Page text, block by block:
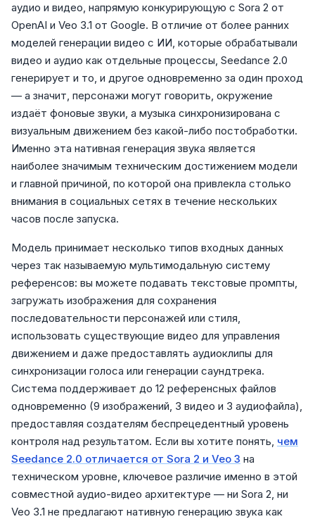
аудио и видео, напрямую конкурирующую с Sora 2 от
OpenAI и Veo 3.1 от Google. В отличие от более ранних
моделей генерации видео с ИИ, которые обрабатывали
видео и аудио как отдельные процессы, Seedance 2.0
генерирует и то, и другое одновременно за один проход
— а значит, персонажи могут говорить, окружение
издаёт фоновые звуки, а музыка синхронизирована с
визуальным движением без какой-либо постобработки.
Именно эта нативная генерация звука является
наиболее значимым техническим достижением модели
и главной причиной, по которой она привлекла столько
внимания в социальных сетях в течение нескольких
часов после запуска.
Модель принимает несколько типов входных данных
через так называемую мультимодальную систему
референсов: вы можете подавать текстовые промпты,
загружать изображения для сохранения
последовательности персонажей или стиля,
использовать существующие видео для управления
движением и даже предоставлять аудиоклипы для
синхронизации голоса или генерации саундтрека.
Система поддерживает до 12 референсных файлов
одновременно (9 изображений, 3 видео и 3 аудиофайла),
предоставляя создателям беспрецедентный уровень
контроля над результатом. Если вы хотите понять, чем
Seedance 2.0 отличается от Sora 2 и Veo 3 на
техническом уровне, ключевое различие именно в этой
совместной аудио-видео архитектуре — ни Sora 2, ни
Veo 3.1 не предлагают нативную генерацию звука как